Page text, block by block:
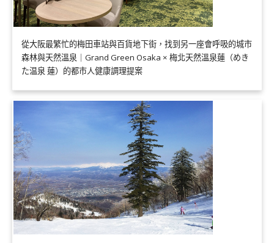
從大阪最繁忙的梅田車站與百貨地下街，找到另一座會呼吸的城市
森林與天然溫泉｜Grand Green Osaka × 梅北天然溫泉蓮（めき
た温泉 蓮）的都市人健康調理提案